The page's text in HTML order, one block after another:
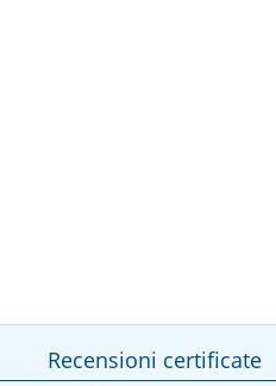
Recensioni certificate